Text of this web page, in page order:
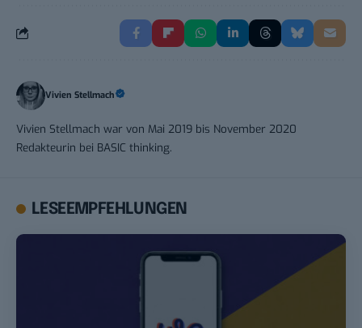
Vivien Stellmach
Vivien Stellmach war von Mai 2019 bis November 2020
Redakteurin bei BASIC thinking.
LESEEMPFEHLUNGEN